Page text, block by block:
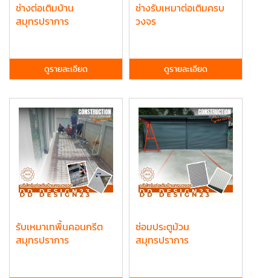
ช่างต่อเติมบ้าน
สมุทรปราการ
ดูรายละเอียด
ช่างรับเหมาต่อเติมครบ
วงจร
ดูรายละเอียด
รับเหมาเทพื้นคอนกรีต
สมุทรปราการ
ซ่อมประตูม้วน
สมุทรปราการ